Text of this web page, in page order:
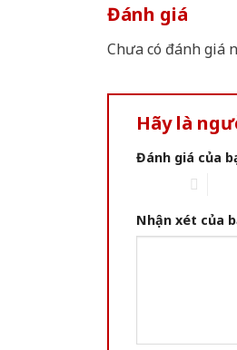
Đánh giá
Chưa có đánh giá
Hãy là
Đánh giá của
Nhận xét của